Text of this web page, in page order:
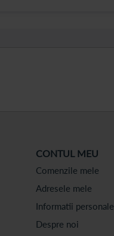
CONTUL MEU
Comenzile mele
Adresele mele
Informatii personale
Despre noi